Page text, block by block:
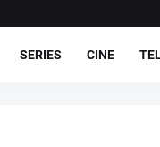
SERIES CINE